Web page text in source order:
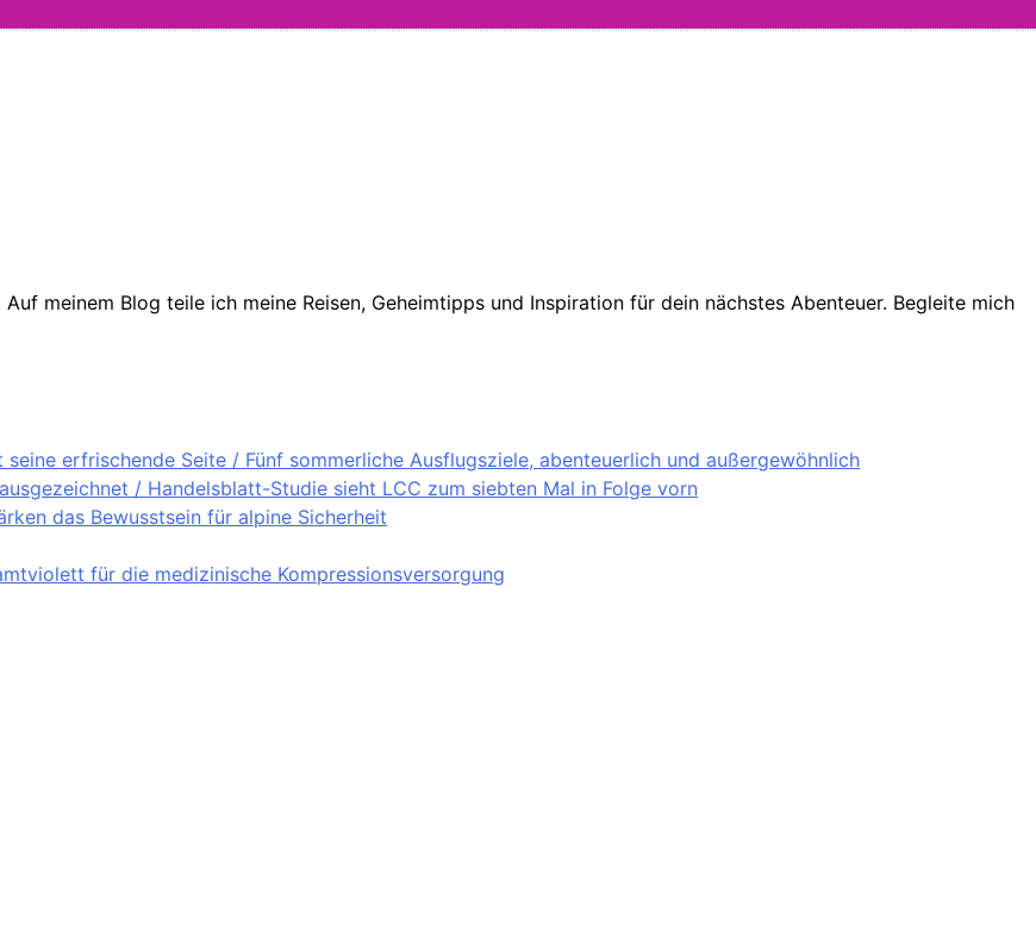
meinem Blog teile ich meine Reisen, Geheimtipps und Inspiration für dein nächstes Abenteuer. Begleite mich
erfrischende Seite / Fünf sommerliche Ausflugsziele, abenteuerlich und außergewöhnlich
/ Handelsblatt-Studie sieht LCC zum siebten Mal in Folge vorn
das Bewusstsein für alpine Sicherheit
für die medizinische Kompressionsversorgung